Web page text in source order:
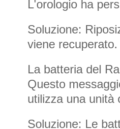
L'orologio ha
Soluzione:
viene
La batteria del
Questo
utilizza una unità
Soluzione: Le